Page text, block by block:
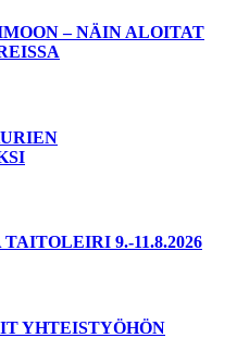
– NÄIN ALOITAT
9.-11.8.2026
YHTEISTYÖHÖN